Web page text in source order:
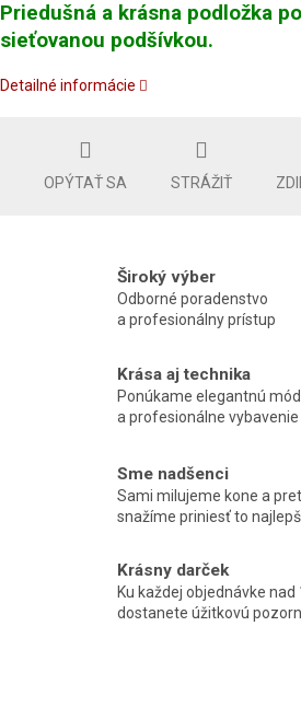
Priedušná a krásna podložka
sieťovanou podšívkou.
Detailné informácie
OPÝTAŤ SA STRÁŽIŤ
Široký výber
Odborné poradenstvo
a profesionálny prístup
Krása aj technika
Ponúkame elegantnú
a profesionálne vybavenie
Sme nadšenci
Sami milujeme kone a
snažíme priniesť to
Krásny darček
Ku každej objednávke nad
dostanete úžitkovú